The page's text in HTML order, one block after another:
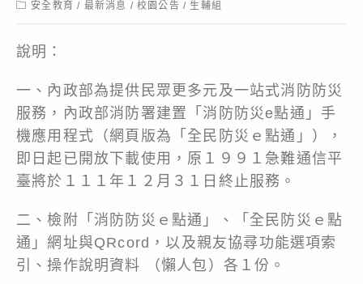
Post安全教育 / 最新消息 / 校園公告 / 生輔組
說明：
一、內政部為提供民眾更多元及一站式消防防災
服務，內政部消防署建置「消防防災e點通」手
機應用程式（網頁版為「全民防災ｅ點通」），
即日起已開放下載使用，原１９９１急難通信平
臺將於１１１年１２月３１日終止服務。
二、檢附「消防防災ｅ點通」、「全民防災ｅ點
通」網址與QRcord，以及親友協尋功能選項索
引、操作說明資料 （懶人包）各１份。